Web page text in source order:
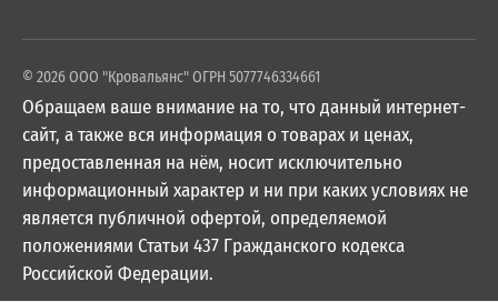
© 2026 ООО "Кровальянс" ОГРН 5077746334661
Обращаем ваше внимание на то, что данный интернет-
сайт, а также вся информация о товарах и ценах,
предоставленная на нём, носит исключительно
информационный характер и ни при каких условиях не
является публичной офертой, определяемой
положениями Статьи 437 Гражданского кодекса
Российской Федерации.